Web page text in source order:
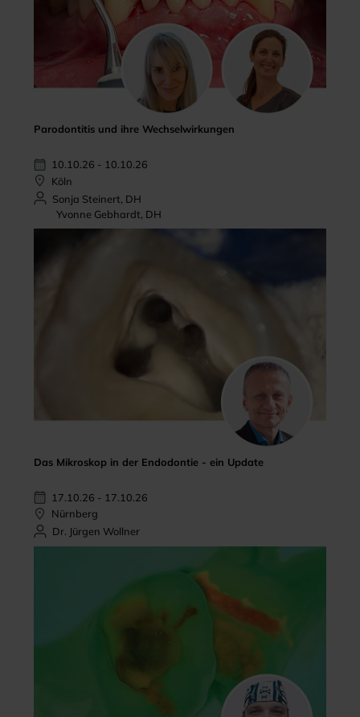
Parodontitis und ihre Wechselwirkungen
10.10.26 - 10.10.26
Köln
Sonja Steinert, DH
Yvonne Gebhardt, DH
Das Mikroskop in der Endodontie - ein Update
17.10.26 - 17.10.26
Nürnberg
Dr. Jürgen Wollner